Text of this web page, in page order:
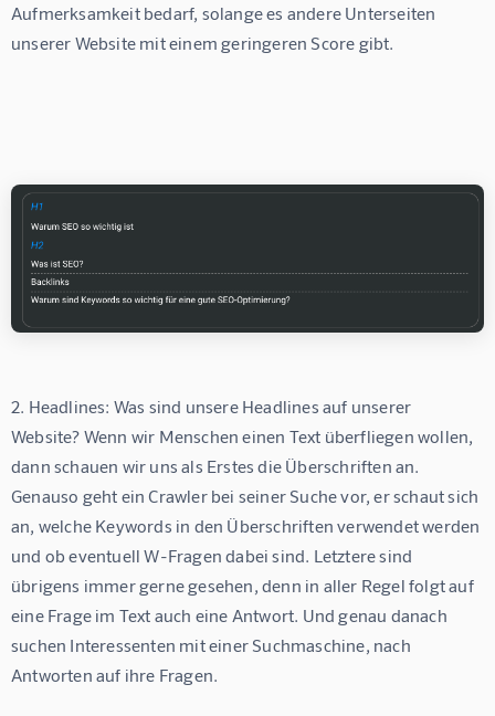
Aufmerksamkeit bedarf, solange es andere Unterseiten
unserer Website mit einem geringeren Score gibt.
2. Headlines: Was sind unsere Headlines auf unserer
Website? Wenn wir Menschen einen Text überfliegen wollen,
dann schauen wir uns als Erstes die Überschriften an.
Genauso geht ein Crawler bei seiner Suche vor, er schaut sich
an, welche Keywords in den Überschriften verwendet werden
und ob eventuell W-Fragen dabei sind. Letztere sind
übrigens immer gerne gesehen, denn in aller Regel folgt auf
eine Frage im Text auch eine Antwort. Und genau danach
suchen Interessenten mit einer Suchmaschine, nach
Antworten auf ihre Fragen.